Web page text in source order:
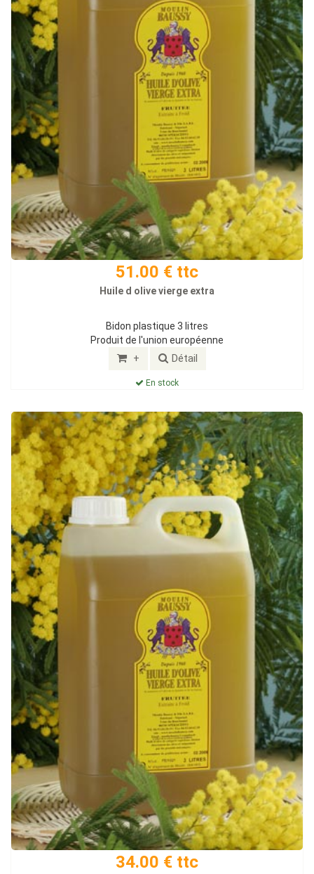
51.00 € ttc
Huile d olive vierge extra
Bidon plastique 3 litres
Produit de l'union européenne
+ Détail
En stock
34.00 € ttc